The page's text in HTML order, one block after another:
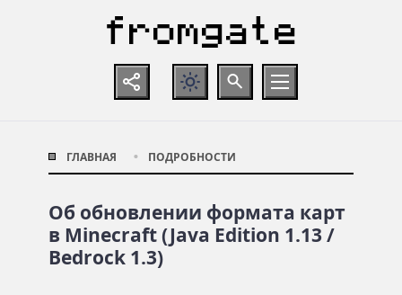
ГЛАВНАЯ ПОДРОБНОСТИ
Об обновлении формата карт
в Minecraft (Java Edition 1.13 /
Bedrock 1.3)